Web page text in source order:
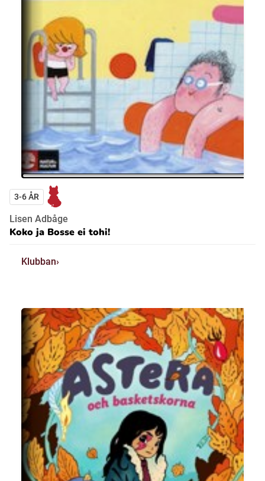
3-6 ÅR
Lisen Adbåge
Koko ja Bosse ei tohi!
Klubban